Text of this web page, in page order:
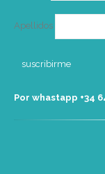
Apellidos
Por whastapp +34